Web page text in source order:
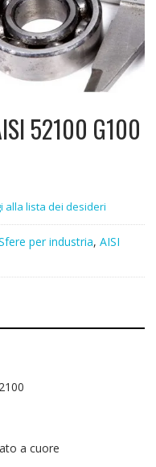
52100 G100
alla lista dei desideri
per industria, AISI
a cuore